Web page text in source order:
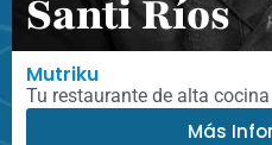
Santi Ríos
Mutriku
Tu restaurante de alta
Más